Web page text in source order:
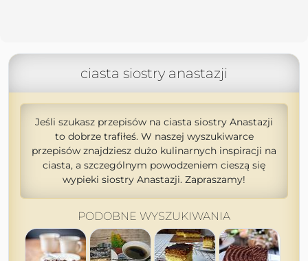
ciasta siostry anastazji
Jeśli szukasz przepisów na ciasta siostry Anastazji
to dobrze trafiłeś. W naszej wyszukiwarce
przepisów znajdziesz dużo kulinarnych inspiracji na
ciasta, a szczególnym powodzeniem cieszą się
wypieki siostry Anastazji. Zapraszamy!
PODOBNE WYSZUKIWANIA